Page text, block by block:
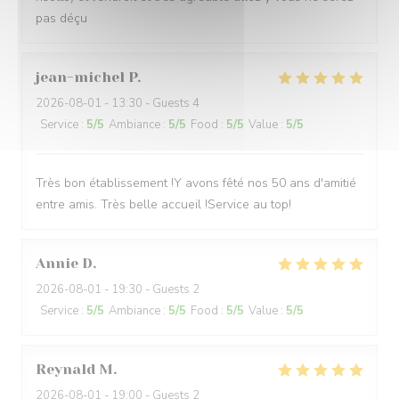
pas déçu
jean-michel P
2026-08-01 - 13:30 - Guests 4
Service : 5/5 Ambiance : 5/5 Food : 5/5 Value : 5/5
Très bon établissement !Y avons fêté nos 50 ans d'amitié
entre amis. Très belle accueil !Service au top!
Annie D
2026-08-01 - 19:30 - Guests 2
Service : 5/5 Ambiance : 5/5 Food : 5/5 Value : 5/5
Reynald M
2026-08-01 - 19:00 - Guests 2